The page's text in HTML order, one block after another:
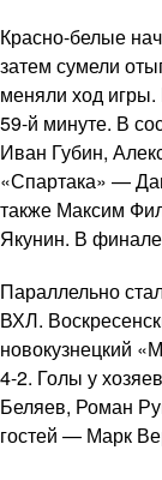
Красно-белые
затем сумели
меняли ход
59-й минуте. В
Иван Губин,
«Спартака» —
также Максим
Якунин. В
Параллельно
ВХЛ.
новокузнецкий
4-2. Голы у
Беляев, Роман
гостей — Марк